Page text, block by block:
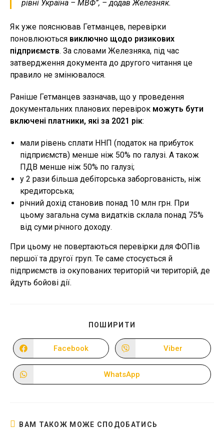
рівні Україна – МВФ”, – додав Железняк.
Як уже пояснював Гетманцев, перевірки
поновлюються виключно щодо ризикових
підприємств. За словами Железняка, під час
затвердження документа до другого читання це
правило не змінювалося.
Раніше Гетманцев зазначав, що у проведення
документальних планових перевірок можуть бути
включені платники, які за 2021 рік:
мали рівень сплати ННП (податок на прибуток
підприємств) менше ніж 50% по галузі. А також
ПДВ менше ніж 50% по галузі;
у 2 рази більша дебіторська заборгованість, ніж
кредиторська;
річний дохід становив понад 10 млн грн. При
цьому загальна сума видатків склала понад 75%
від суми річного доходу.
При цьому не повертаються перевірки для ФОПів
першої та другої груп. Те саме стосується й
підприємств із окупованих територій чи територій, де
йдуть бойові дії.
ПОШИРИТИ
ВМІСТОМ
Відкрити
в
новому
Facebook
Відкрити
в
новому
Viber
Відкрити
в
WhatsApp
ВАМ ТАКОЖ МОЖЕ СПОДОБАТИСЬ